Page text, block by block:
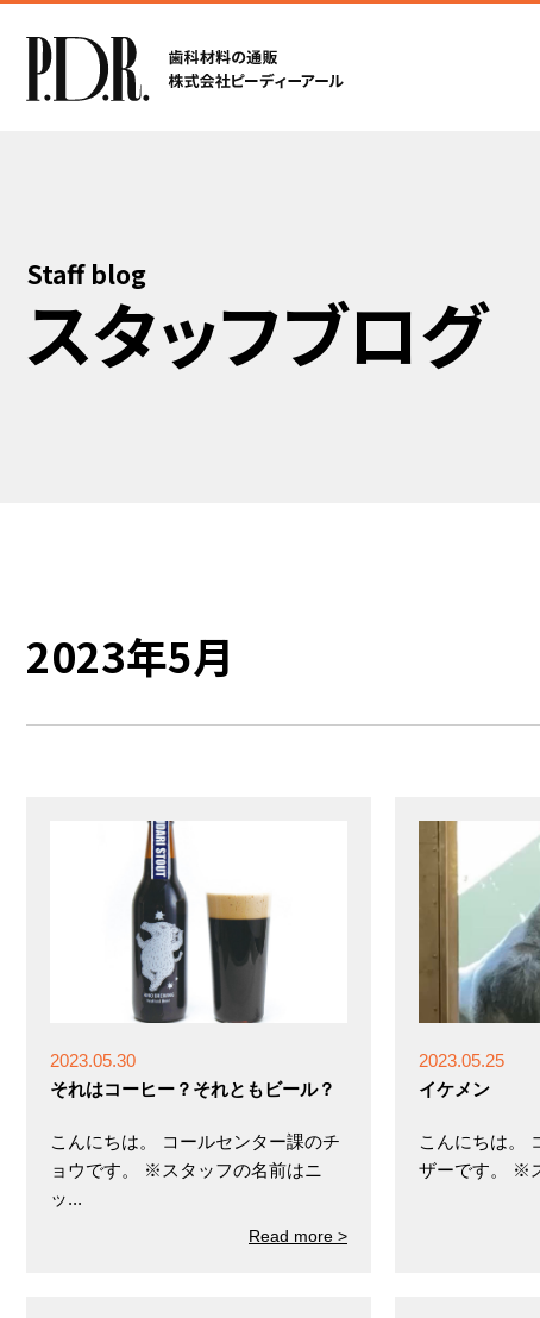
Staff blog
スタッフブログ
2023年5月
2023.05.30
それはコーヒー？それともビール？
こんにちは。 コールセンター課のチ
ョウです。 ※スタッフの名前はニ
ッ...
Read more >
2023.05.25
イケメン
こんにちは。
ザーです。 ※